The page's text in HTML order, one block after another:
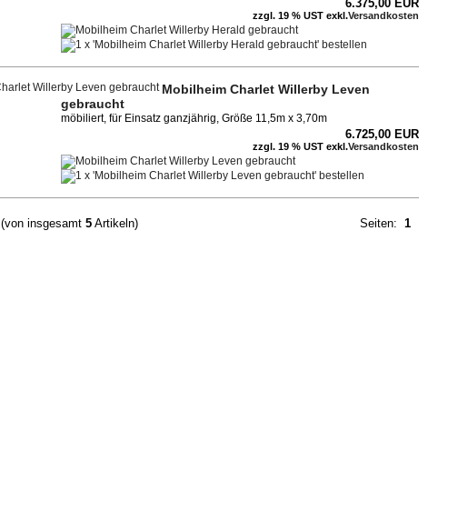
6.375,00 EUR
zzgl. 19 % UST exkl.Versandkosten
Mobilheim Charlet Willerby Leven
gebraucht
möbiliert, für Einsatz ganzjährig, Größe 11,5m x 3,70m
6.725,00 EUR
zzgl. 19 % UST exkl.Versandkosten
(von insgesamt 5 Artikeln) Seiten: 1